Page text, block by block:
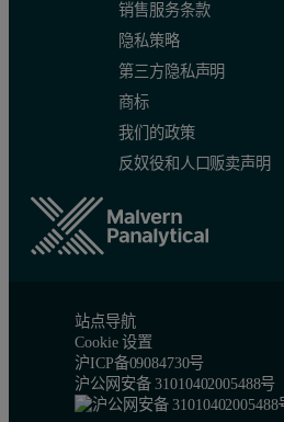
销售服务条款
隐私策略
第三方隐私声明
商标
我们的政策
反奴役和人口贩卖声明
站点导航
Cookie 设置
沪ICP备09084730号
沪公网安备 31010402005488号